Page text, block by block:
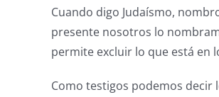
Cuando digo Judaísmo,
presente nosotros lo
permite excluir lo que está en
Como testigos podemos decir